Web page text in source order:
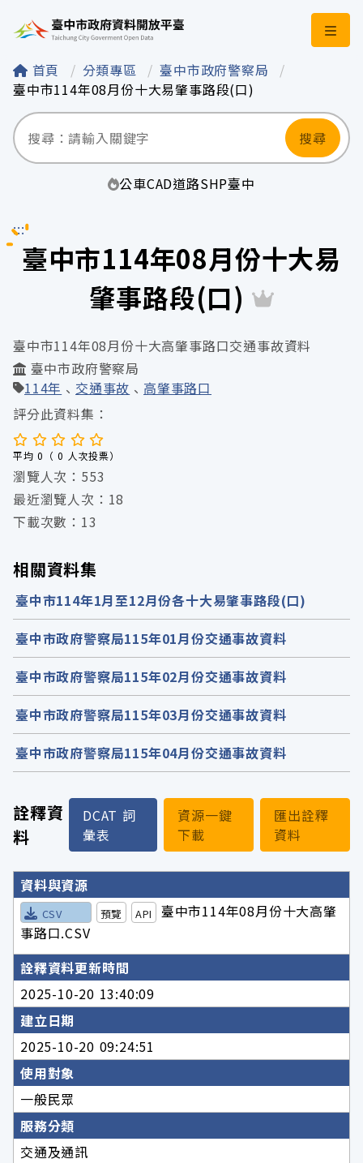
臺中市政府資料開
首頁 分類專區
臺中市政府警察局
臺中市114年08月份十大易肇事路段(口)
搜尋
公車CAD道路SHP臺中
:::
臺中市114年08月份十大易
肇事路段(口)
詮釋資
料
DCAT 詞
彙表
資源一鍵
下載
匯出詮釋
資料
詮釋資料詳細內容
資料與資源
CSV 預覽 API
臺中市114年08月份十大高肇
事路口.CSV
詮釋資料更新時間
2025-10-20 13:40:09
建立日期
2025-10-20 09:24:51
使用對象
一般民眾
服務分類
交通及通訊
臺中市114年08月份十大高肇事路口交通事故資料
臺中市政府警察局
114年
交通事故
高肇事路口
評分此資料集：
平均 0（ 0 人次投票）
瀏覽人次：553
最近瀏覽人次：18
下載次數：13
相關資料集
臺中市114年1月至12月份各十大易肇事路段(口)
臺中市政府警察局115年01月份交通事故資料
臺中市政府警察局115年02月份交通事故資料
臺中市政府警察局115年03月份交通事故資料
臺中市政府警察局115年04月份交通事故資料